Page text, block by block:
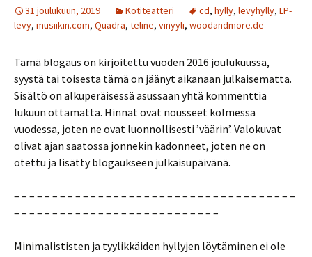
31 joulukuun, 2019 Kotiteatteri cd, hylly, levyhylly, LP-
levy, musiikin.com, Quadra, teline, vinyyli, woodandmore.de
Tämä blogaus on kirjoitettu vuoden 2016 joulukuussa,
syystä tai toisesta tämä on jäänyt aikanaan julkaisematta.
Sisältö on alkuperäisessä asussaan yhtä kommenttia
lukuun ottamatta. Hinnat ovat nousseet kolmessa
vuodessa, joten ne ovat luonnollisesti ’väärin’. Valokuvat
olivat ajan saatossa jonnekin kadonneet, joten ne on
otettu ja lisätty blogaukseen julkaisupäivänä.
– – – – – – – – – – – – – – – – – – – – – – – – – – – – – – – – – – – – –
– – – – – – – – – – – – – – – – – – – – – – – – – – –
Minimalististen ja tyylikkäiden hyllyjen löytäminen ei ole